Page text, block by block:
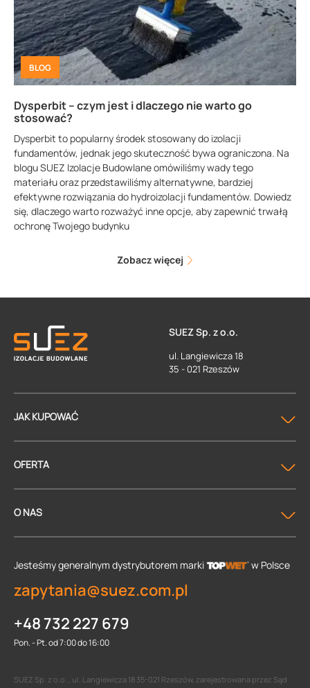
BLOG
Dysperbit – czym jest i dlaczego nie warto go
stosować?
Dysperbit to popularny środek stosowany do izolacji
fundamentów, jednak jego skuteczność bywa ograniczona. Na
blogu SUEZ Izolacje Budowlane omówiliśmy wady tego
materiału oraz przedstawiliśmy alternatywne, bardziej
efektywne rozwiązania do hydroizolacji fundamentów. Dowiedz
się, dlaczego warto rozważyć inne opcje, aby zapewnić trwałą
ochronę Twojego budynku
Zobacz więcej
SUEZ Sp. z o.o.
ul. Langiewicza 18
35 - 021 Rzeszów
JAK KUPOWAĆ
OFERTA
O NAS
Jesteśmy generalnym dystrybutorem marki w Polsce
zapytania@suez.com.pl
+48 732 227 679
Pon. - Pt. od 7:00 do 16:00
SUEZ Sp. z o.o. , ul. Langiewicza 18 35-021 Rzeszów, zarejestrowana przez Sąd